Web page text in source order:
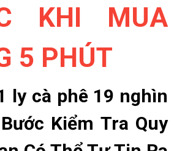
KHI MUA
5 PHÚT
ly cà phê 19 nghìn
Kiểm Tra Quy